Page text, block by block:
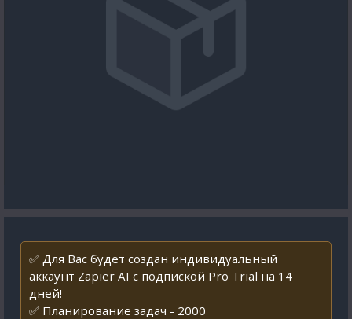
✅ Для Вас будет создан индивидуальный
аккаунт Zapier AI с подпиской Pro Trial на 14
дней!
✅ Планирование задач - 2000